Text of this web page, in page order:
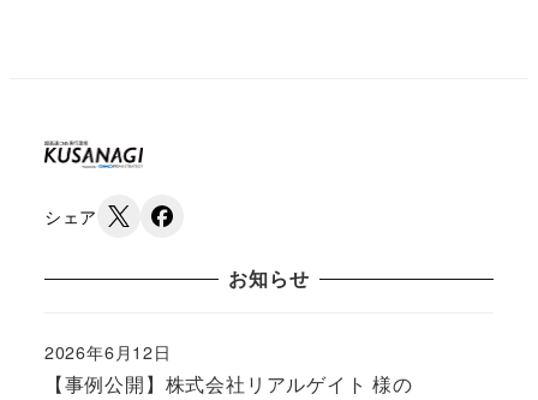
シェア
お知らせ
【事例公開】株式会社リアルゲイト 様の
Published
2026年6月12日